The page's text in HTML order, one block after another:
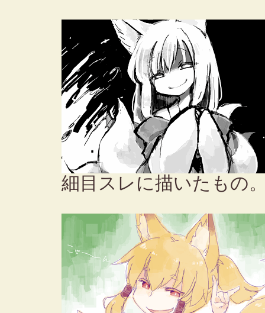
細目スレに描いたもの